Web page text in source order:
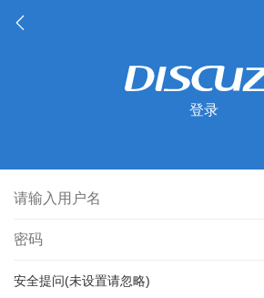
登录
安全提问(未设置请忽略)